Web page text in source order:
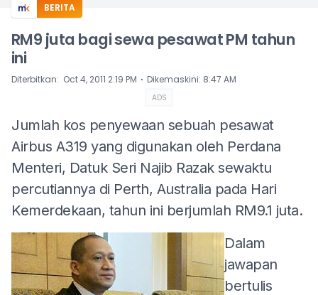
BERITA
RM9 juta bagi sewa pesawat PM tahun
ini
Diterbitkan: Oct 4, 2011 2:19 PM ⋅ Dikemaskini: 8:47 AM
ADS
Jumlah kos penyewaan sebuah pesawat
Airbus A319 yang digunakan oleh Perdana
Menteri, Datuk Seri Najib Razak sewaktu
percutiannya di Perth, Australia pada Hari
Kemerdekaan, tahun ini berjumlah RM9.1 juta.
Dalam
jawapan
bertulis